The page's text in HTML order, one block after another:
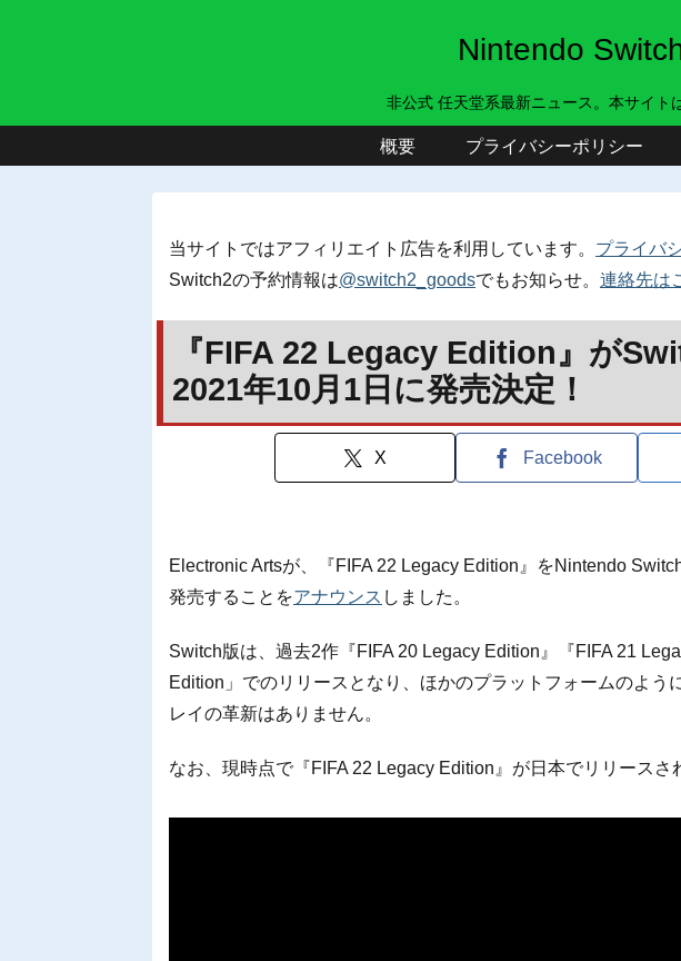
Nintendo
非公式 任天堂系最新ニュース。本サイト
概要 プライバシーポリシー
当サイトではアフィリエイト広告を利用しています。 プライバ
Switch2の予約情報は@switch2_goodsでもお知らせ。 連絡先は
『FIFA 22 Legacy Edition』が
2021年10月1日に発売決定！
X Facebook
Electronic Artsが、『FIFA 22 Legacy Edition』をNintendo
発売することをアナウンス しました。
Switch版は、過去2作『FIFA 20 Legacy Edition』『FIFA 21
Edition」でのリリースとなり、ほかのプラットフォームのよう
レイの革新はありません。
なお、現時点で『FIFA 22 Legacy Edition』が日本でリリースさ